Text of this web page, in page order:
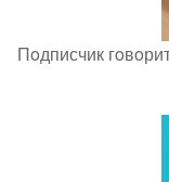
Пoдписчик